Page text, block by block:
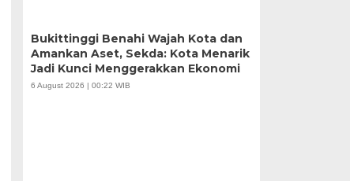
Bukittinggi Benahi Wajah Kota dan
Amankan Aset, Sekda: Kota Menarik
Jadi Kunci Menggerakkan Ekonomi
6 August 2026 | 00:22 WIB